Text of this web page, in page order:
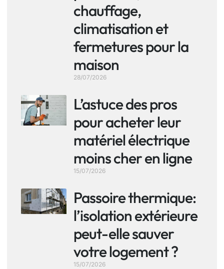
chauffage,
climatisation et
fermetures pour la
maison
28/07/2026
L’astuce des pros
pour acheter leur
matériel électrique
moins cher en ligne
15/07/2026
Passoire thermique:
l’isolation extérieure
peut-elle sauver
votre logement ?
15/07/2026